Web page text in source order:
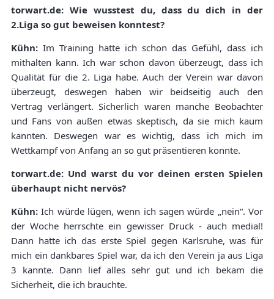
torwart.de: Wie wusstest du, dass du dich in der
2.Liga so gut beweisen konntest?
Kühn: Im Training hatte ich schon das Gefühl, dass ich
mithalten kann. Ich war schon davon überzeugt, dass ich
Qualität für die 2. Liga habe. Auch der Verein war davon
überzeugt, deswegen haben wir beidseitig auch den
Vertrag verlängert. Sicherlich waren manche Beobachter
und Fans von außen etwas skeptisch, da sie mich kaum
kannten. Deswegen war es wichtig, dass ich mich im
Wettkampf von Anfang an so gut präsentieren konnte.
torwart.de: Und warst du vor deinen ersten Spielen
überhaupt nicht nervös?
Kühn:Ich würde lügen, wenn ich sagen würde „nein“. Vor
der Woche herrschte ein gewisser Druck - auch medial!
Dann hatte ich das erste Spiel gegen Karlsruhe, was für
mich ein dankbares Spiel war, da ich den Verein ja aus Liga
3 kannte. Dann lief alles sehr gut und ich bekam die
Sicherheit, die ich brauchte.